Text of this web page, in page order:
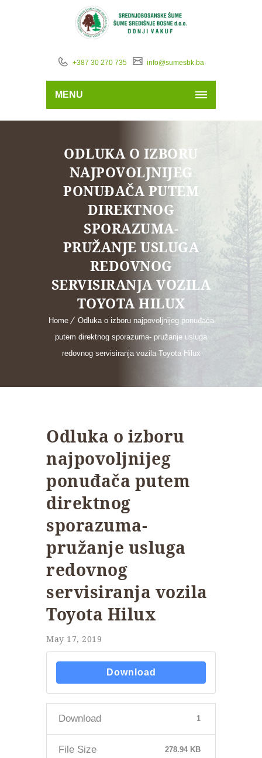
+387 30 270 735 info@sumesbk.ba
MENU
ODLUKA O IZBORU
NAJPOVOLJNIJEG
PONUĐAČA PUTEM
DIREKTNOG
SPORAZUMA-
PRUŽANJE USLUGA
REDOVNOG
SERVISIRANJA VOZILA
TOYOTA HILUX
Home
Odluka o izboru najpovoljnijeg ponuđača
putem direktnog sporazuma- pružanje usluga
redovnog servisiranja vozila Toyota Hilux
Odluka o izboru
najpovoljnijeg
ponuđača putem
direktnog
sporazuma-
pružanje usluga
redovnog
servisiranja vozila
Toyota Hilux
May 17, 2019
Download
Download 1
File Size 278.94 KB